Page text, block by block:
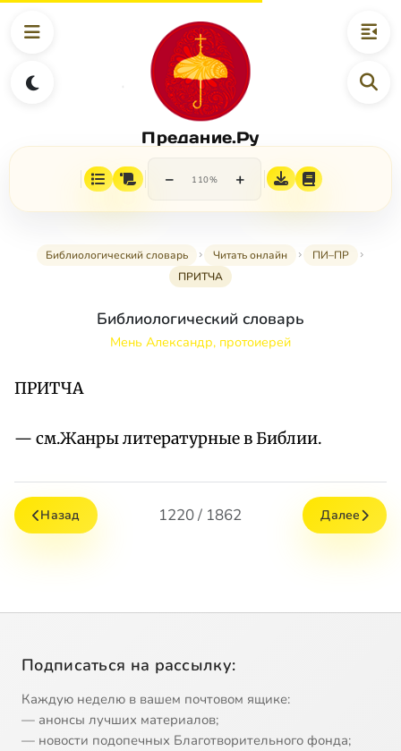
Предание.Ру
− 110% +
Библиологический словарь Читать онлайн
ПИ–ПР
ПРИТЧА
Библиологический словарь
Мень Александр, протоиерей
ПРИТЧА
— см.Жанры литературные в Библии.
Назад 1220 / 1862 Далее
Подписаться на рассылку:
Каждую неделю в вашем почтовом ящике:
— анонсы лучших материалов;
— новости подопечных Благотворительного фонда;